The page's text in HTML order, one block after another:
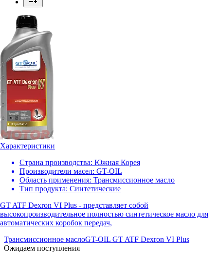
Характеристики
Страна производства: Южная Корея
Производители масел: GT-OIL
Область применения: Трансмиссионное масло
Тип продукта: Синтетические
GT ATF Dexron VI Plus - представляет собой
высокопроизводительное полностью синтетическое масло для
автоматических коробок передач,
Трансмиссионное маслоGT-OIL GT ATF Dexron VI Plus
Ожидаем поступления